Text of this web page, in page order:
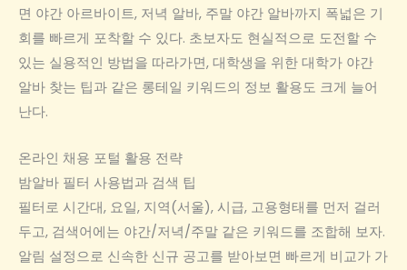
면 야간 아르바이트, 저녁 알바, 주말 야간 알바까지 폭넓은 기
회를 빠르게 포착할 수 있다. 초보자도 현실적으로 도전할 수
있는 실용적인 방법을 따라가면, 대학생을 위한 대학가 야간
알바 찾는 팁과 같은 롱테일 키워드의 정보 활용도 크게 늘어
난다.
온라인 채용 포털 활용 전략
밤알바 필터 사용법과 검색 팁
필터로 시간대, 요일, 지역(서울), 시급, 고용형태를 먼저 걸러
두고, 검색어에는 야간/저녁/주말 같은 키워드를 조합해 보자.
알림 설정으로 신속한 신규 공고를 받아보면 빠르게 비교가 가